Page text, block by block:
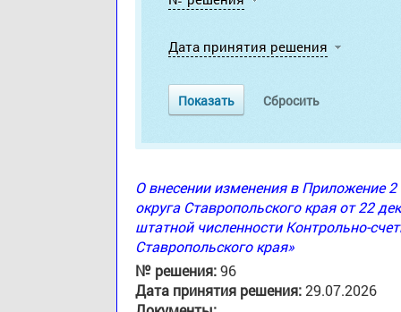
Дата принятия решения
О внесении изменения в Приложение
округа Ставропольского края от 22
штатной численности Контрольно-
Ставропольского края»
№ решения:96
Дата принятия решения:29.07.2026